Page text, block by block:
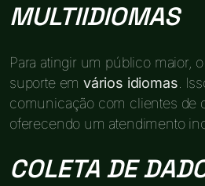
MULTIIDIOMAS
Para atingir um público maior,
suporte emvários idiomas .
comunicação com clientes de
oferecendo um atendimento
COLETA DE